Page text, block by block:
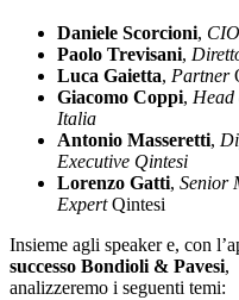
Daniele Scorcioni, CIO
Paolo Trevisani,
Luca Gaietta, Partner
Giacomo Coppi, Head
Italia
Antonio Masseretti,
Executive Qintesi
Lorenzo Gatti, Senior
ExpertQintesi
Insieme agli speaker e, con
successo Bondioli & Pavesi,
analizzeremo i seguenti temi: